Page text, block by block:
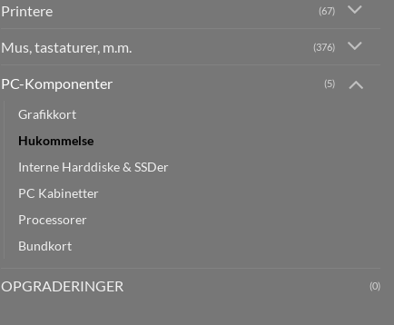
Printere (67)
Mus, tastaturer, m.m. (376)
PC-Komponenter (5)
Grafikkort
Hukommelse
Interne Harddiske & SSDer
PC Kabinetter
Processorer
Bundkort
OPGRADERINGER (0)